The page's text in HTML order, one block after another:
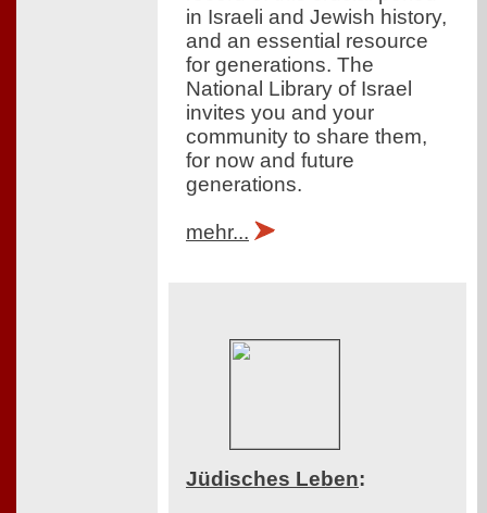
in Israeli and Jewish history,
and an essential resource
for generations. The
National Library of Israel
invites you and your
community to share them,
for now and future
generations.
mehr...
Jüdisches Leben: